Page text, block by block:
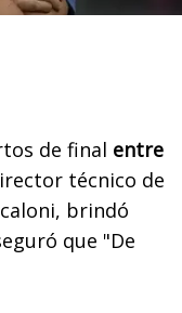
de final entre
técnico de
brindó
que "De